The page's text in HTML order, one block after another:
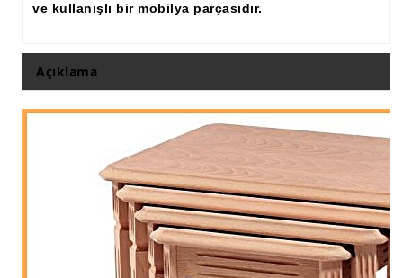
ve kullanışlı bir mobilya parçasıdır.
Açıklama